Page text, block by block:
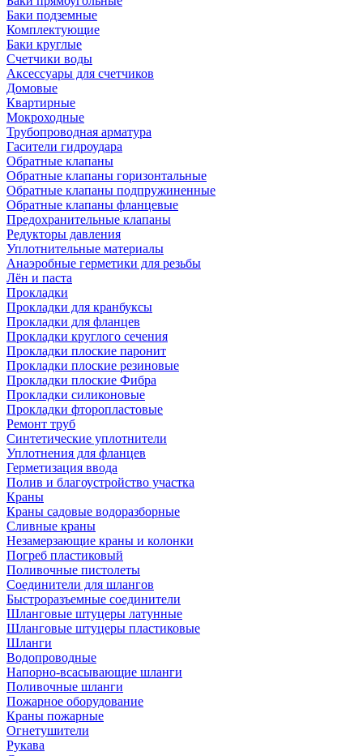
Баки подземные
Комплектующие
Баки круглые
Счетчики воды
Аксессуары для счетчиков
Домовые
Квартирные
Мокроходные
Трубопроводная арматура
Гасители гидроудара
Обратные клапаны
Обратные клапаны горизонтальные
Обратные клапаны подпружиненные
Обратные клапаны фланцевые
Предохранительные клапаны
Редукторы давления
Уплотнительные материалы
Анаэробные герметики для резьбы
Лён и паста
Прокладки
Прокладки для кранбуксы
Прокладки для фланцев
Прокладки круглого сечения
Прокладки плоские паронит
Прокладки плоские резиновые
Прокладки плоские Фибра
Прокладки силиконовые
Прокладки фторопластовые
Ремонт труб
Синтетические уплотнители
Уплотнения для фланцев
Герметизация ввода
Полив и благоустройство участка
Краны
Краны садовые водоразборные
Сливные краны
Незамерзающие краны и колонки
Погреб пластиковый
Поливочные пистолеты
Соединители для шлангов
Быстроразъемные соединители
Шланговые штуцеры латунные
Шланговые штуцеры пластиковые
Шланги
Водопроводные
Напорно-всасывающие шланги
Поливочные шланги
Пожарное оборудование
Краны пожарные
Огнетушители
Рукава